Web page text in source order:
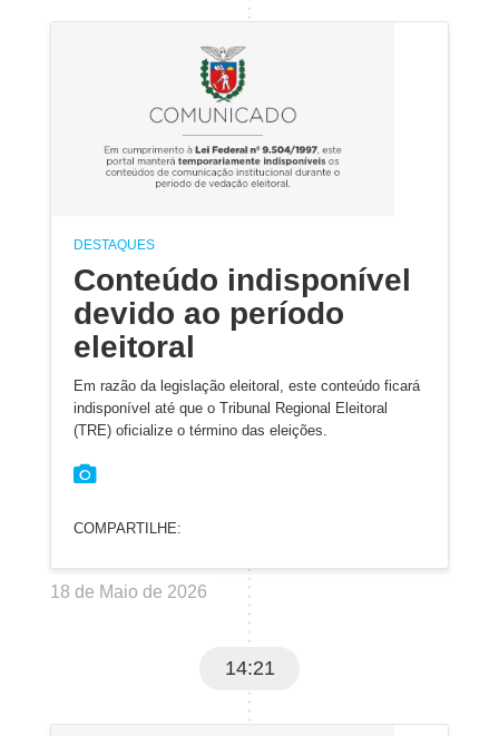
DESTAQUES
Conteúdo indisponível
devido ao período
eleitoral
Em razão da legislação eleitoral, este conteúdo ficará
indisponível até que o Tribunal Regional Eleitoral
(TRE) oficialize o término das eleições.
COMPARTILHE:
18 de Maio de 2026
14:21